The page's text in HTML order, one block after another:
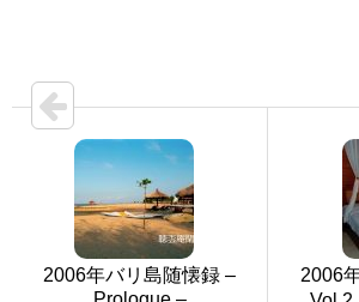
2006年バリ島随懐録 –
2006